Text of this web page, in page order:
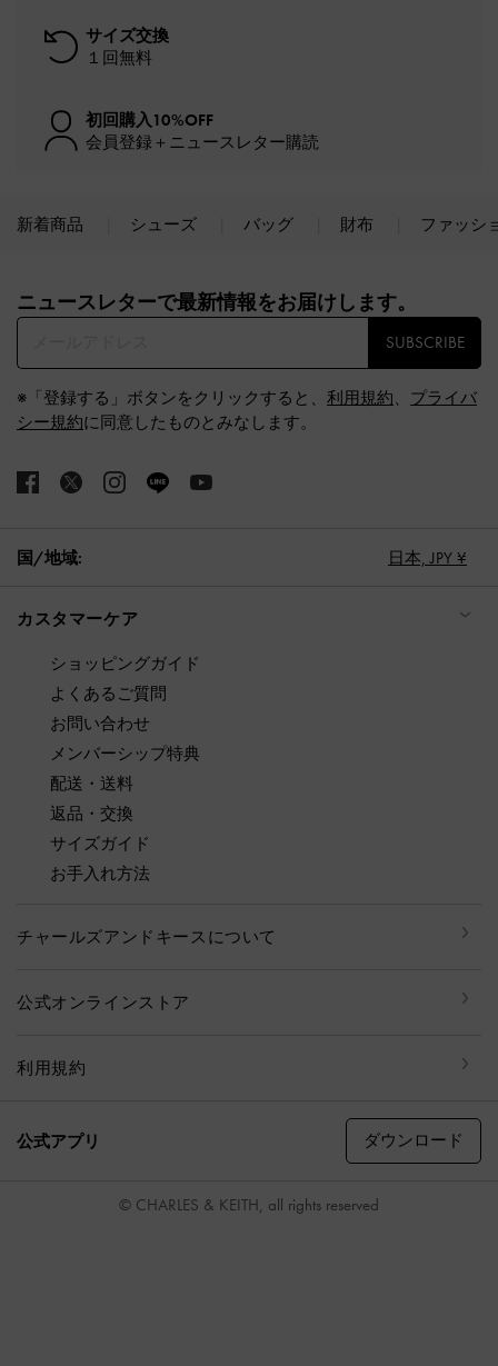
サイズ交換
１回無料
初回購入10%OFF
会員登録＋ニュースレター購読
新着商品 シューズ バッグ 財布 ファッシ
ニュースレターで最新情報をお届けします。​
SUBSCRIBE
※「登録する」ボタンをクリックすると、 利用規約、 プライバ
シー規約に同意したものとみなします。
国/地域: 日本, JPY ¥
カスタマーケア
ショッピングガイド
よくあるご質問
お問い合わせ
メンバーシップ特典
配送・送料
返品・交換
サイズガイド
お手入れ方法
チャールズアンドキースについて
公式オンラインストア
利用規約
公式アプリ ダウンロード
© CHARLES & KEITH, all rights reserved